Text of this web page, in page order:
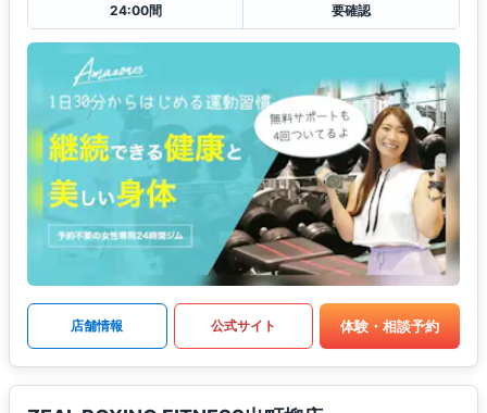
24:00間
要確認
店舗情報 公式サイト 体験・相談予約